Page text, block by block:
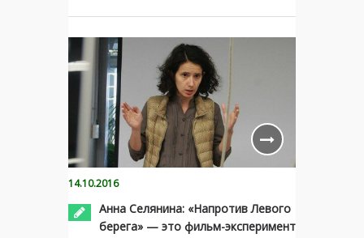
14.10.2016
Анна Селянина: «Напротив Левого
берега» — это фильм-эксперимент